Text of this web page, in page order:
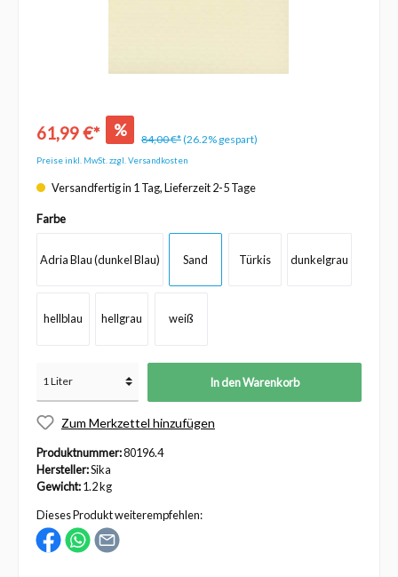
61,99 €* % 84,00 €*(26.2% gespart)
Preise inkl. MwSt. zzgl. Versandkosten
Versandfertig in 1 Tag, Lieferzeit 2-5 Tage
Farbe
Adria Blau (dunkel Blau) Sand Türkis dunkelgrau
hellblau hellgrau weiß
In den Warenkorb
Zum Merkzettel hinzufügen
Produktnummer:80196.4
Hersteller:Sika
Gewicht:1.2 kg
Dieses Produkt weiterempfehlen: